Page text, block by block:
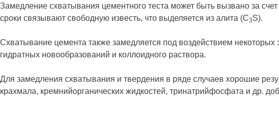
Замедление схватывания цементного теста может быть вызвано за
сроки связывают свободную известь, что выделяется из алита (С3S).
Схватывание цемента также замедляется под воздействием некоторых
гидратных новообразований и коллоидного раствора.
Для замедления схватывания и твердения в ряде случаев хорошие
крахмала, кремнийорганических жидкостей, тринатрийфосфата и др.